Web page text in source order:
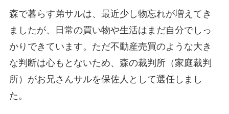
森で暮らす弟サルは、最近少し物忘れが増えてき
ましたが、日常の買い物や生活はまだ自分でしっ
かりできています。ただ不動産売買のような大き
な判断は心もとないため、森の裁判所（家庭裁判
所）がお兄さんサルを保佐人として選任しまし
た。